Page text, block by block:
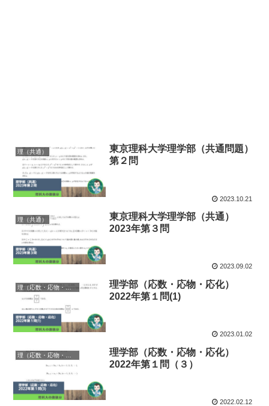
理（共通）
東京理科大学理学部（共通問題）
第２問
2023.10.21
理（共通）
東京理科大学理学部（共通）
2023年第３問
2023.09.02
理学部（応数・応物・応化）
2022年第１問(1)
2023.01.02
理学部（応数・応物・応化）
2022年第１問（３）
2022.02.12